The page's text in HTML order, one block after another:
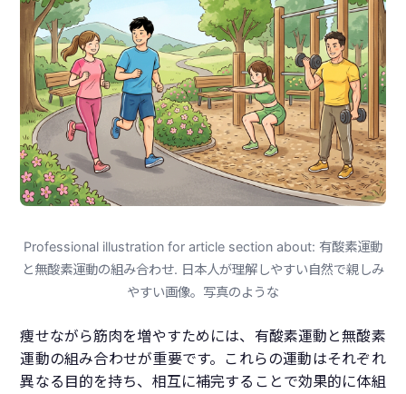
Professional illustration for article section about: 有酸素運動
と無酸素運動の組み合わせ. 日本人が理解しやすい自然で親しみ
やすい画像。写真のような
痩せながら筋肉を増やすためには、有酸素運動と無酸素
運動の組み合わせが重要です。これらの運動はそれぞれ
異なる目的を持ち、相互に補完することで効果的に体組